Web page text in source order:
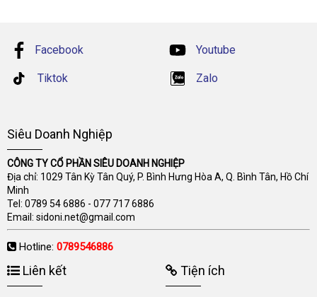
Facebook Youtube
Tiktok Zalo
Siêu Doanh Nghiệp
CÔNG TY CỔ PHẦN SIÊU DOANH NGHIỆP
Địa chỉ: 1029 Tân Kỳ Tân Quý, P. Bình Hưng Hòa A, Q. Bình Tân, Hồ Chí
Minh
Tel: 0789 54 6886 - 077 717 6886
Email: sidoni.net@gmail.com
Hotline: 0789546886
Liên kết Tiện ích